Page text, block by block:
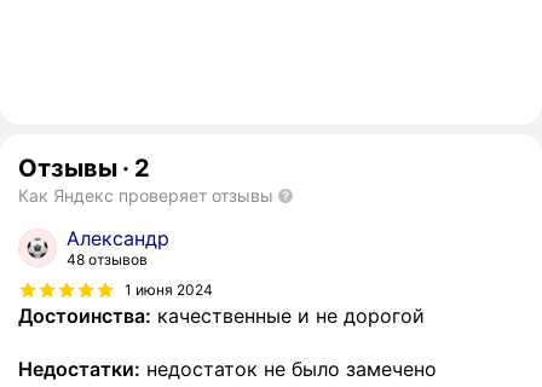
Отзывы · 2
Как Яндекс проверяет отзывы
Александр
48 отзывов
1 июня 2024
Достоинства: качественные и не дорогой
Недостатки: недостаток не было замечено